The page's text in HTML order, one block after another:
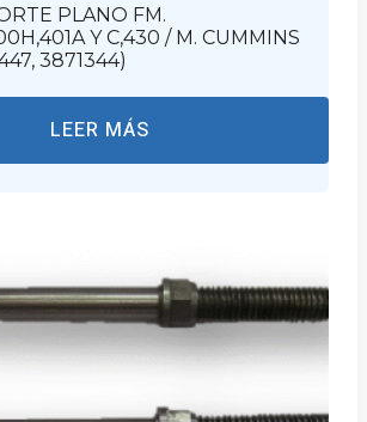
PLANO FM.
Y C,430 / M. CUMMINS
3871344)
LEER MÁS